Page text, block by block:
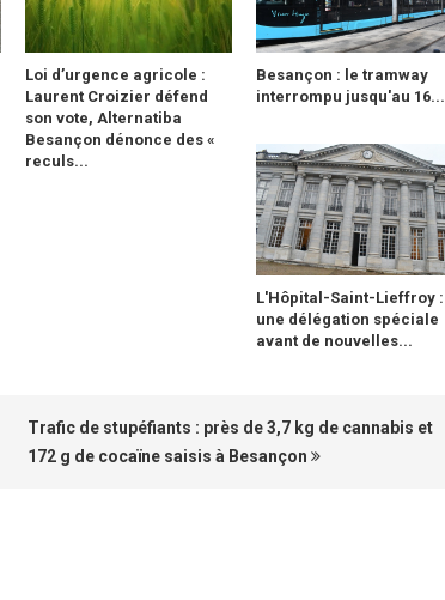
Loi d’urgence agricole :
Laurent Croizier défend
son vote, Alternatiba
Besançon dénonce des «
reculs...
Besançon : le tramway
interrompu jusqu'au 16...
L'Hôpital-Saint-Lieffroy :
une délégation spéciale
avant de nouvelles...
Trafic de stupéfiants : près de 3,7 kg de cannabis et
172 g de cocaïne saisis à Besançon